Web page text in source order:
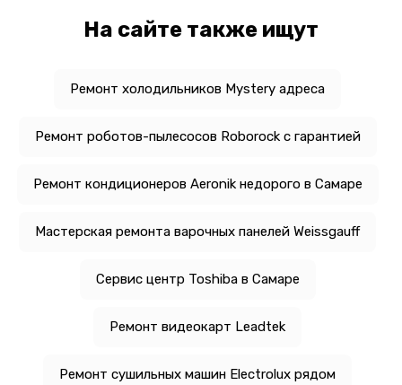
На сайте также ищут
Ремонт холодильников Mystery адреса
Ремонт роботов-пылесосов Roborock с гарантией
Ремонт кондиционеров Aeronik недорого в Самаре
Мастерская ремонта варочных панелей Weissgauff
Сервис центр Toshiba в Самаре
Ремонт видеокарт Leadtek
Ремонт сушильных машин Electrolux рядом